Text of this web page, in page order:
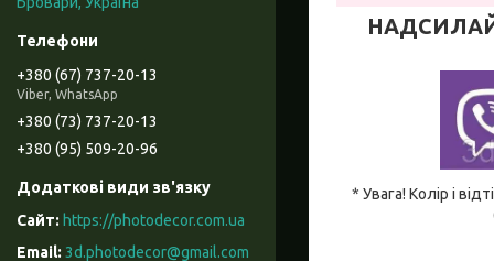
* Увага! Колір і
+380 (67) 737-20-13
Viber, WhatsApp
+380 (73) 737-20-13
+380 (95) 509-20-96
https://photodecor.com.ua
3d.photodecor@gmail.com